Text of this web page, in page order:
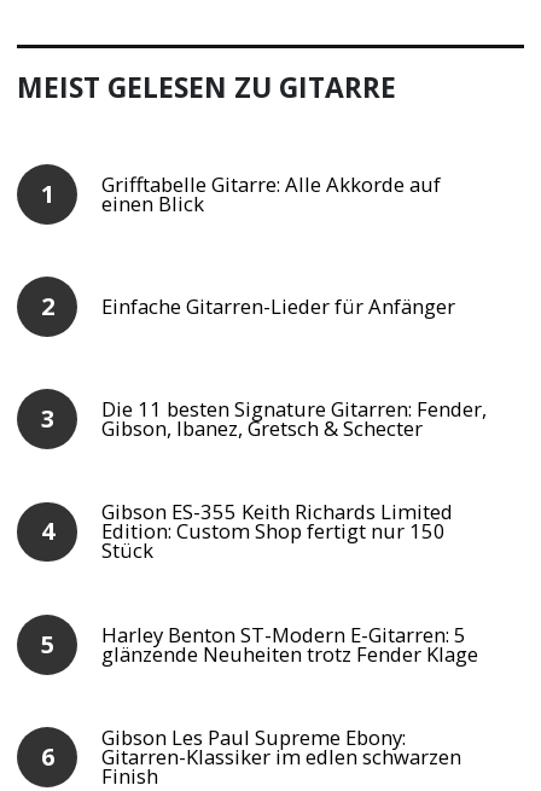
MEIST GELESEN ZU GITARRE
Grifftabelle Gitarre: Alle Akkorde auf
einen Blick
Einfache Gitarren-Lieder für Anfänger
Die 11 besten Signature Gitarren: Fender,
Gibson, Ibanez, Gretsch & Schecter
Gibson ES-355 Keith Richards Limited
Edition: Custom Shop fertigt nur 150
Stück
Harley Benton ST-Modern E-Gitarren: 5
glänzende Neuheiten trotz Fender Klage
Gibson Les Paul Supreme Ebony:
Gitarren-Klassiker im edlen schwarzen
Finish